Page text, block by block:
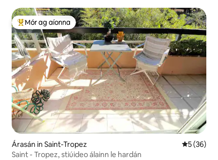
An-mhór ag aíonna
Mór ag aíonna
Árasán in Saint-Tropez
5 (36)
Saint - Tropez, stiúideo álainn le hardán